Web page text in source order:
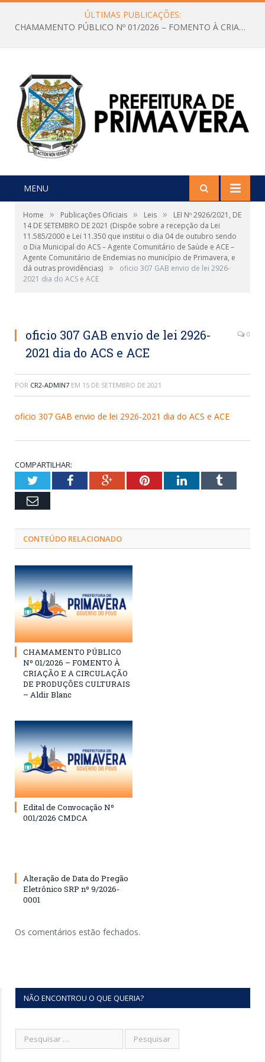
ÚLTIMAS PUBLICAÇÕES:
CHAMAMENTO PÚBLICO Nº 01/2026 – FOMENTO À CRIAÇÃO E A CIRCULAÇÃO DE PRODUÇÕES CULTURAIS – Aldir Blanc
MENU
Home » Publicações Oficiais » Leis »
LEI Nº 2926/2021, DE
14 DE SETEMBRO DE 2021 (Dispõe sobre a recepção da Lei
11.585/2000 e Lei 11.350 que institui o dia 04 de outubro sendo
o Dia Municipal do ACS – Agente Comunitário de Saúde e ACE –
Agente Comunitário de Endemias no município de Primavera, e
dá outras providências) »
oficio 307 GAB envio de lei 2926-
2021 dia do ACS e ACE
oficio 307 GAB envio de lei 2926-
2021 dia do ACS e ACE
0
POR CR2-ADMIN7 EM 15 DE SETEMBRO DE 2021
oficio 307 GAB envio de lei 2926-2021 dia do ACS e ACE
COMPARTILHAR:
TwitterFacebookGoogle+PinterestLinkedInTumblr
Email
CONTEÚDO RELACIONADO
CHAMAMENTO PÚBLICO
Nº 01/2026 – FOMENTO À
CRIAÇÃO E A CIRCULAÇÃO
DE PRODUÇÕES CULTURAIS
– Aldir Blanc
Edital de Convocação Nº
001/2026 CMDCA
Alteração de Data do Pregão
Eletrônico SRP nº 9/2026-
0001
Os comentários estão fechados.
NÃO ENCONTROU O QUE QUERIA?